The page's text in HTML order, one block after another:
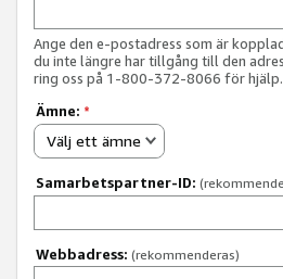
Ange den e-postadress som är
du inte längre har tillgång till den
ring oss på 1-800-372-8066 för hjälp.
Ämne: *
Välj ett ämne
Samarbetspartner-ID:
Webbadress: (rekommenderas)